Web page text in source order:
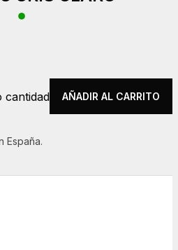
cantidad AÑADIR AL CARRITO
España.